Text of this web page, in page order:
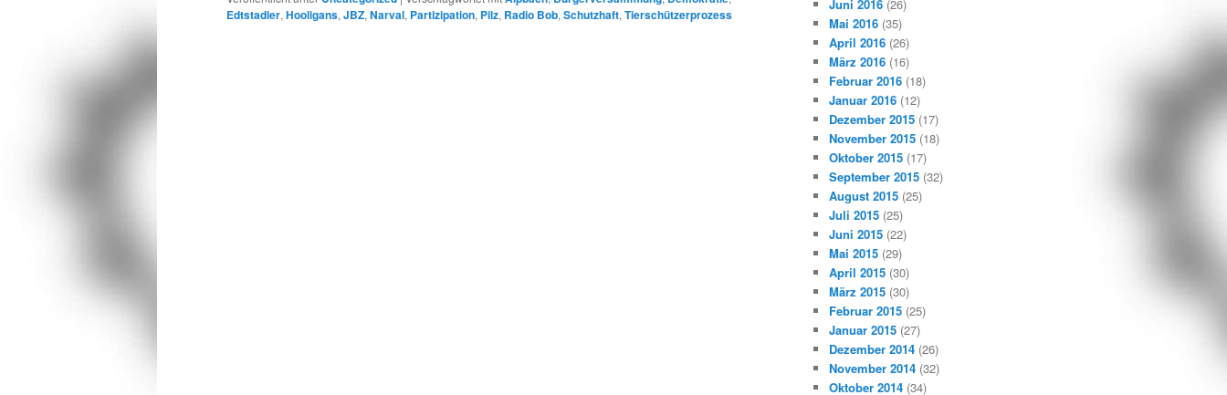
Edtstadler, Hooligans, JBZ, Narval, Partizipation, Pilz, Radio Bob, Schutzhaft, Tierschützerprozess
Juni 2016 (26)
Mai 2016 (35)
April 2016 (26)
März 2016 (16)
Februar 2016 (18)
Januar 2016 (12)
Dezember 2015 (17)
November 2015 (18)
Oktober 2015 (17)
September 2015 (32)
August 2015 (25)
Juli 2015 (25)
Juni 2015 (22)
Mai 2015 (29)
April 2015 (30)
März 2015 (30)
Februar 2015 (25)
Januar 2015 (27)
Dezember 2014 (26)
November 2014 (32)
Oktober 2014 (34)